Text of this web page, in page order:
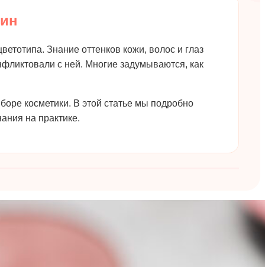
Знание оттенков кожи, волос и глаз
с ней. Многие задумываются, как
косметики. В этой статье мы подробно
на практике.